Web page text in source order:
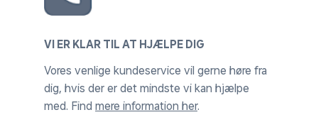
VI ER KLAR TIL AT HJÆLPE DIG
Vores venlige kundeservice vil gerne høre fra
dig, hvis der er det mindste vi kan hjælpe
med. Find mere information her.